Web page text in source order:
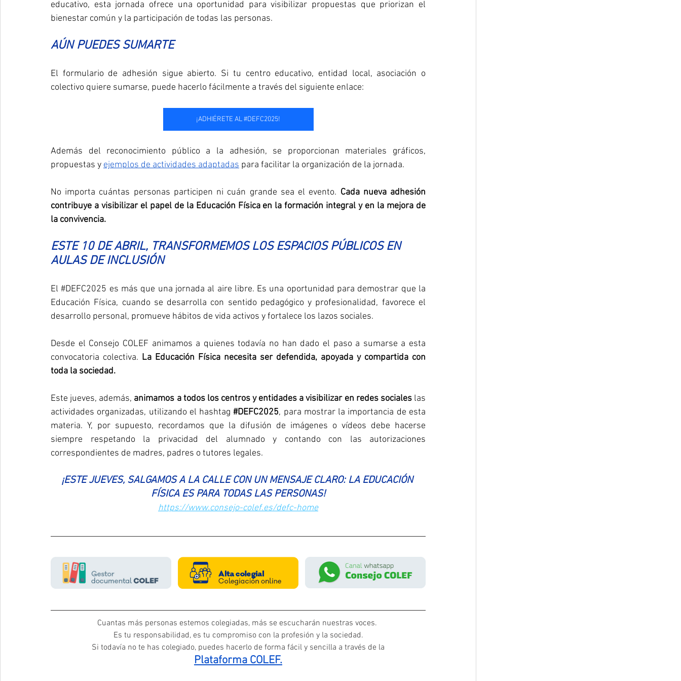
educativo, esta jornada ofrece una oportunidad para visibilizar propuestas que priorizan el
bienestar común y la participación de todas las personas.
AÚN PUEDES SUMARTE
El formulario de adhesión sigue abierto. Si tu centro educativo, entidad local, asociación o
colectivo quiere sumarse, puede hacerlo fácilmente a través del siguiente enlace:
¡ADHIÉRETE AL #DEFC2025!
Además del reconocimiento público a la adhesión, se proporcionan materiales gráficos,
propuestas y ejemplos de actividades adaptadas para facilitar la organización de la jornada.
No importa cuántas personas participen ni cuán grande sea el evento. Cada nueva adhesión
contribuye a visibilizar el papel de la Educación Física en la formación integral y en la mejora de
la convivencia.
ESTE 10 DE ABRIL, TRANSFORMEMOS LOS ESPACIOS PÚBLICOS EN
AULAS DE INCLUSIÓN
El #DEFC2025 es más que una jornada al aire libre. Es una oportunidad para demostrar que la
Educación Física, cuando se desarrolla con sentido pedagógico y profesionalidad, favorece el
desarrollo personal, promueve hábitos de vida activos y fortalece los lazos sociales.
Desde el Consejo COLEF animamos a quienes todavía no han dado el paso a sumarse a esta
convocatoria colectiva. La Educación Física necesita ser defendida, apoyada y compartida con
toda la sociedad.
Este jueves, además, animamos a todos los centros y entidades a visibilizar en redes sociales las
actividades organizadas, utilizando el hashtag #DEFC2025, para mostrar la importancia de esta
materia. Y, por supuesto, recordamos que la difusión de imágenes o vídeos debe hacerse
siempre respetando la privacidad del alumnado y contando con las autorizaciones
correspondientes de madres, padres o tutores legales.
¡ESTE JUEVES, SALGAMOS A LA CALLE CON UN MENSAJE CLARO: LA EDUCACIÓN
FÍSICA ES PARA TODAS LAS PERSONAS!
https://www.consejo-colef.es/defc-home
Cuantas más personas estemos colegiadas, más se escucharán nuestras voces.
Es tu responsabilidad, es tu compromiso con la profesión y la sociedad.
Si todavía no te has colegiado, puedes hacerlo de forma fácil y sencilla a través de la
Plataforma COLEF.